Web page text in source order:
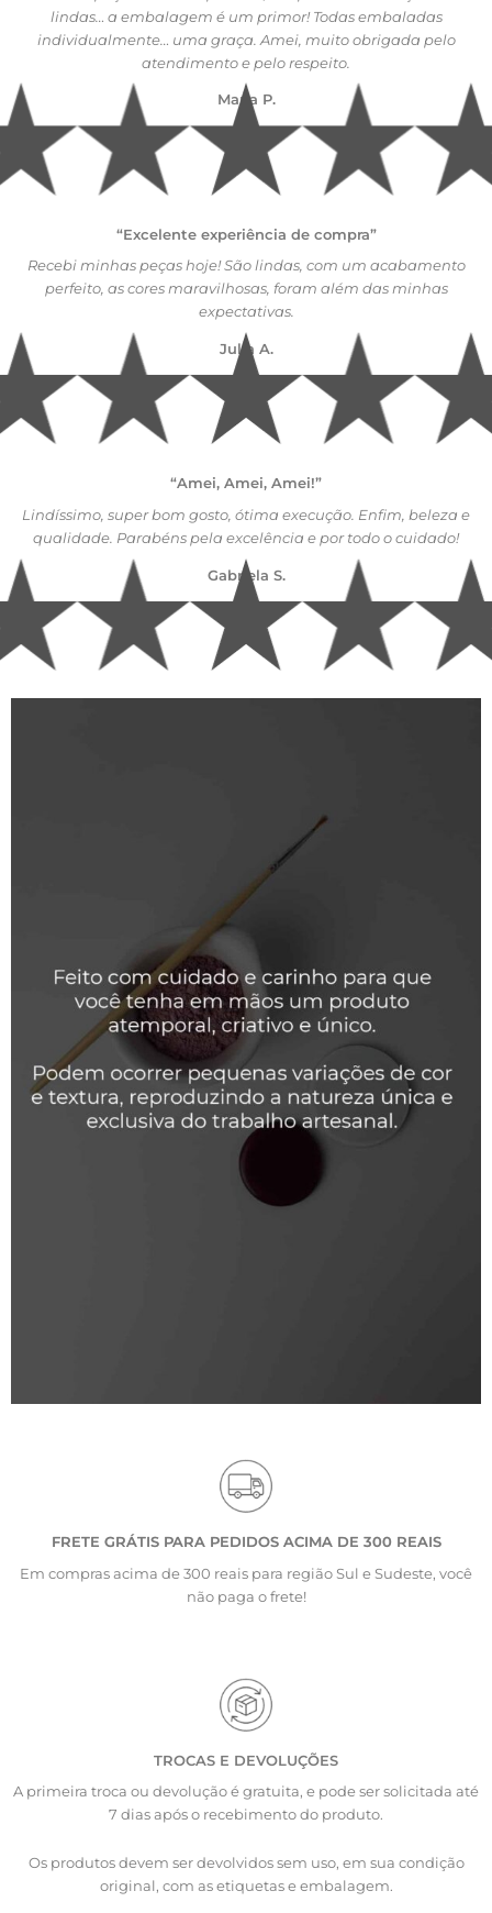
lindas… a embalagem é um primor! Todas embaladas
individualmente… uma graça. Amei, muito obrigada pelo
atendimento e pelo respeito.
Maria P.
“Excelente experiência de compra”
Recebi minhas peças hoje! São lindas, com um acabamento
perfeito, as cores maravilhosas, foram além das minhas
expectativas.
Julia A.
“Amei, Amei, Amei!”
Lindíssimo, super bom gosto, ótima execução. Enfim, beleza e
qualidade. Parabéns pela excelência e por todo o cuidado!
Gabriela S.
FRETE GRÁTIS PARA PEDIDOS ACIMA DE 300 REAIS
Em compras acima de 300 reais para região Sul e Sudeste, você
não paga o frete!
TROCAS E DEVOLUÇÕES
A primeira troca ou devolução é gratuita, e pode ser solicitada até
7 dias após o recebimento do produto.
Os produtos devem ser devolvidos sem uso, em sua condição
original, com as etiquetas e embalagem.